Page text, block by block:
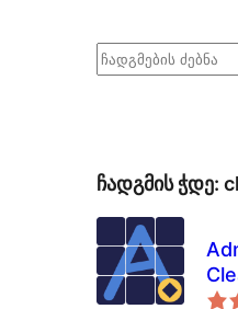
ძებნა
ჩადგმის ჭდე: